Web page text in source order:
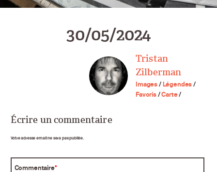
30/05/2024
Tristan
Zilberman
Images/Légendes/
Favoris/Carte/
Écrire un commentaire
Votre adresse email ne sera pas publiée.
Commentaire*